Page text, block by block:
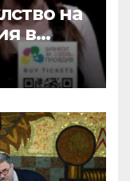
на
в
екипа
на